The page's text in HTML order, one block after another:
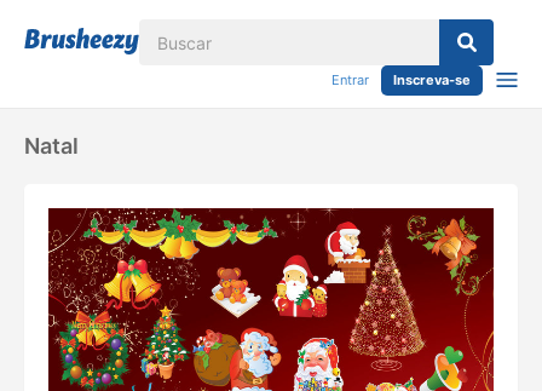
Entrar Inscreva-se
Natal